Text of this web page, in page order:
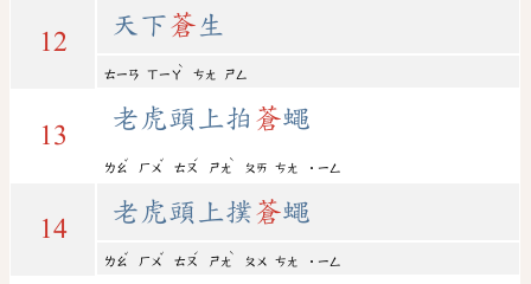
12
天下蒼 生
ㄊㄧㄢ ㄒㄧㄚ
ˋ
ㄘㄤ ㄕㄥ
13
老虎頭上拍 蒼蠅
ㄌㄠ
ˇ
ㄏㄨ
ˇ
ㄊㄡ
ˊ
ㄕㄤ
ˋ
ㄆㄞ ㄘㄤ ˙ㄧㄥ
14
老虎頭上撲蒼蠅
ㄌㄠ
ˇ
ㄏㄨ
ˇ
ㄊㄡ
ˊ
ㄕㄤ
ˋ
ㄆㄨ ㄘㄤ ˙ㄧㄥ